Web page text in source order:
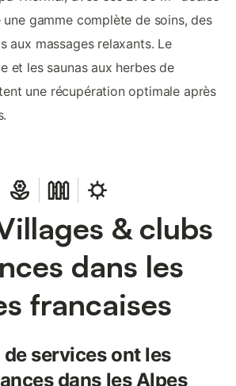
gamme complète de soins, des
aux massages relaxants. Le
et les saunas aux herbes de
une récupération optimale après
& clubs
dans les
francaises
services ont les
dans les Alpes